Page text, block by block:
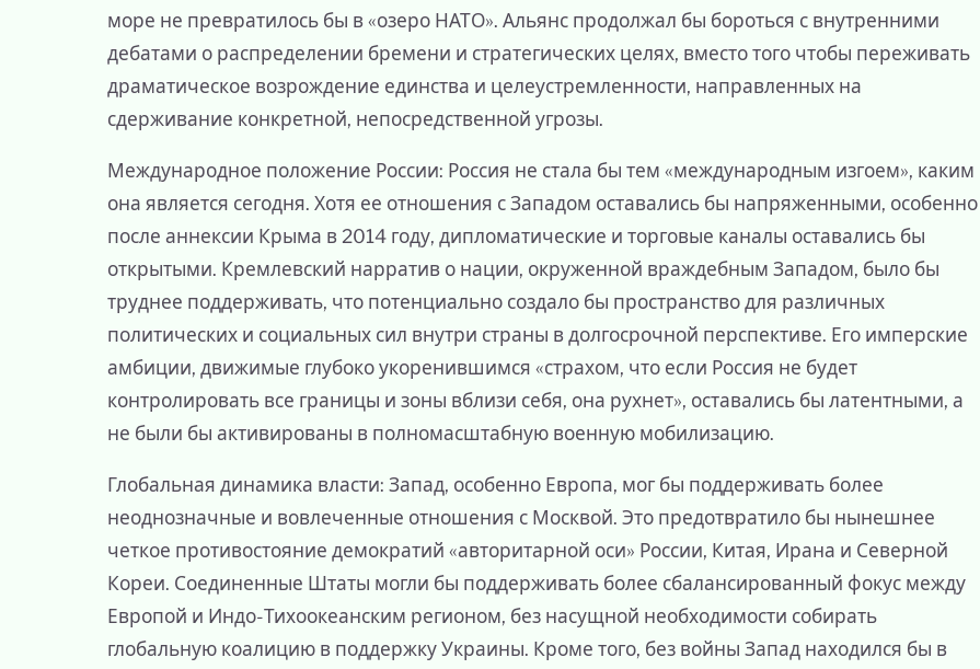
море не превратилось бы в «озеро НАТО». Альянс продолжал бы бороться с внутренними
дебатами о распределении бремени и стратегических целях, вместо того чтобы переживать
драматическое возрождение единства и целеустремленности, направленных на
сдерживание конкретной, непосредственной угрозы.
Международное положение России: Россия не стала бы тем «международным изгоем», каким
она является сегодня. Хотя ее отношения с Западом оставались бы напряженными, особенно
после аннексии Крыма в 2014 году, дипломатические и торговые каналы оставались бы
открытыми. Кремлевский нарратив о нации, окруженной враждебным Западом, было бы
труднее поддерживать, что потенциально создало бы пространство для различных
политических и социальных сил внутри страны в долгосрочной перспективе. Его имперские
амбиции, движимые глубоко укоренившимся «страхом, что если Россия не будет
контролировать все границы и зоны вблизи себя, она рухнет», оставались бы латентными, а
не были бы активированы в полномасштабную военную мобилизацию.
Глобальная динамика власти: Запад, особенно Европа, мог бы поддерживать более
неоднозначные и вовлеченные отношения с Москвой. Это предотвратило бы нынешнее
четкое противостояние демократий «авторитарной оси» России, Китая, Ирана и Северной
Кореи. Соединенные Штаты могли бы поддерживать более сбалансированный фокус между
Европой и Индо-Тихоокеанским регионом, без насущной необходимости собирать
глобальную коалицию в поддержку Украины. Кроме того, без войны Запад находился бы в